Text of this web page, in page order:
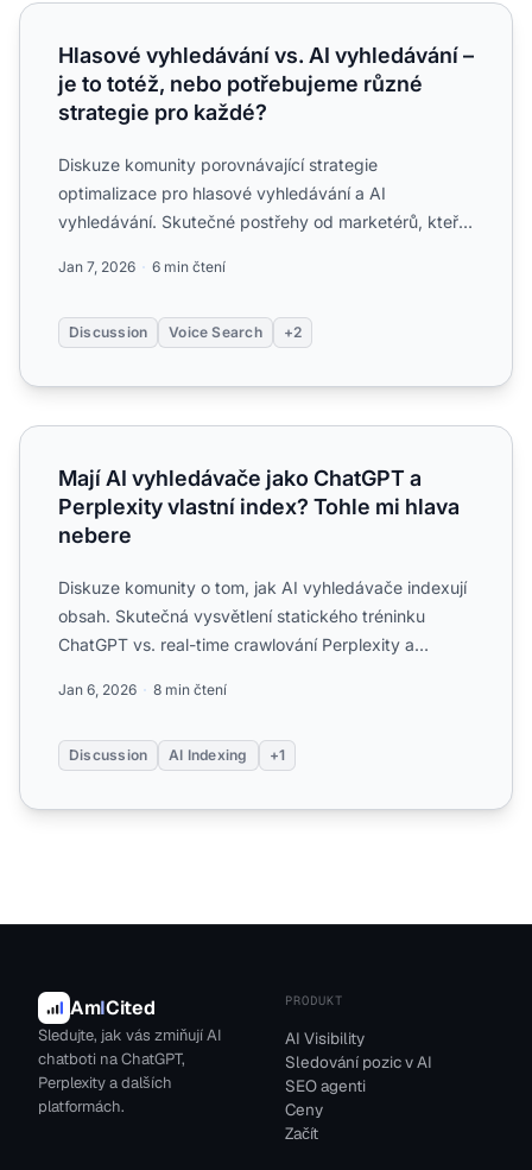
Hlasové vyhledávání vs. AI vyhledávání – je to totéž,
Hlasové vyhledávání vs. AI vyhledávání –
je to totéž, nebo potřebujeme různé
strategie pro každé?
Diskuze komunity porovnávající strategie
optimalizace pro hlasové vyhledávání a AI
vyhledávání. Skutečné postřehy od marketérů, kteří
Jan 7, 2026 6 min čtení
Discussion Voice Search +2
Mají AI vyhledávače jako ChatGPT a Perplexity vlastní
Mají AI vyhledávače jako ChatGPT a
Perplexity vlastní index? Tohle mi hlava
nebere
Diskuze komunity o tom, jak AI vyhledávače indexují
obsah. Skutečná vysvětlení statického tréninku
ChatGPT vs. real-time crawlování Perplexity a
Jan 6, 2026 8 min čtení
Discussion AI Indexing +1
AmICited
Sledujte, jak vás zmiňují AI
chatboti na ChatGPT,
Perplexity a dalších
platformách.
PRODUKT
AI Visibility
Sledování pozic v AI
SEO agenti
Ceny
Začít